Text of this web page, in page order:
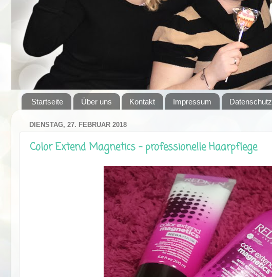
Startseite Über uns Kontakt Impressum Datenschutz
DIENSTAG, 27. FEBRUAR 2018
Color Extend Magnetics - professionelle Haarpflege